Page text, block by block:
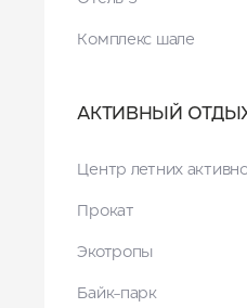
Комплекс шале
АКТИВНЫЙ
Центр летних
Прокат
Экотропы
Байк-парк